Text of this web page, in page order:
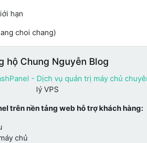
hạn
choi chang)
hộ Chung Nguyễn Blog
- Dịch vụ quản trị máy chủ
lý VPS
trên nền tảng web hỗ trợ khách hàng:
chủ